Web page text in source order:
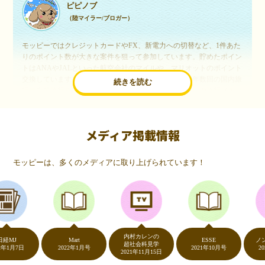
続きを読む
ピピノブ
（陸マイラー/ブロガー）
モッピーではクレジットカードやFX、新電力への切替など、1件あた
りのポイント数が大きな案件を狙って参加しています。貯めたポイン
交換しています。このようにすることで、ほぼ無料で年数回の国内旅
行や海外旅行を実現しています。モッピーは陸マイラーや旅行好きに
いつものネットショッピングが、モッピーでお得
（20代・女性）
友達に勧められてモッピーをはじめました。空いた時間にスマホで買
い物をすることが多いのですが、モッピーを経由するだけでショップ
のポイントとモッピーのポイントが二重で貯まることを知り、ビック
リ…！いつものネットショッピングをモッピーを経由するだけでポイ
ントが貯まるなんて…もっと早く教えてほしかった～！貯まったポイ
ントはギフト券に交換して、プチ贅沢を楽しんでます♪
メディア掲載情報
モッピーは、多くのメディアに取り上げられています！
日
2022年1月号
内村カレンの
超社会科見学
2021年11月15日
2021年10月号
ノンス
2020年